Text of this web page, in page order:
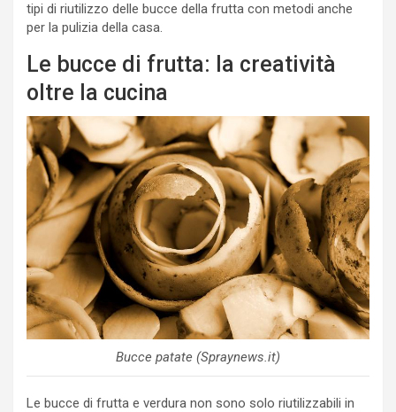
tipi di riutilizzo delle bucce della frutta con metodi anche
per la pulizia della casa.
Le bucce di frutta: la creatività
oltre la cucina
Bucce patate (Spraynews.it)
Le bucce di frutta e verdura non sono solo riutilizzabili in